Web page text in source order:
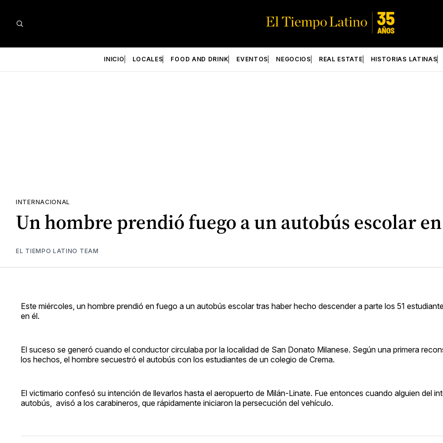
INICIO LOCALES FOOD AND DRINK EVENTOS NEGOCIOS REAL ESTATE HISTORIAS LATINAS
INTERNACIONAL
Un hombre prendió fuego a un autobús escolar
EL TIEMPO LATINO TEAM
Este miércoles, un hombre prendió en fuego a un autobús escolar tras haber hecho descender a parte los 51
en él.
El suceso se generó cuando el conductor circulaba por la localidad de San Donato Milanese. Según una primera
los hechos, el hombre secuestró el autobús con los estudiantes de un colegio de Crema.
El victimario confesó su intención de llevarlos hasta el aeropuerto de Milán-Linate. Fue entonces cuando alguien del
autobús, avisó a los carabineros, que rápidamente iniciaron la persecución del vehículo.